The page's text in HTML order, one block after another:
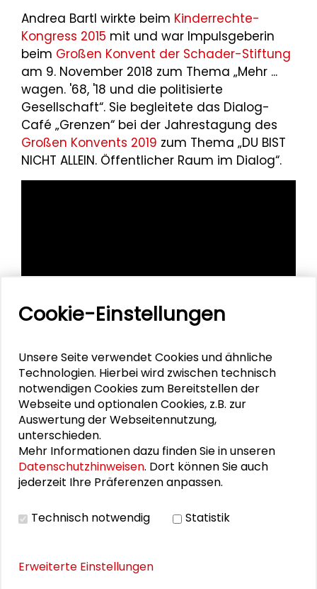
Andrea Bartl wirkte beim Kinderrechte-
Kongress 2015 mit und war Impulsgeberin
beim Großen Konvent der Schader-Stiftung
am 9. November 2018 zum Thema „Mehr ...
wagen. '68, '18 und die politisierte
Gesellschaft“. Sie begleitete das Dialog-
Café „Grenzen“ bei der Jahrestagung des
Großen Konvents 2019 zum Thema „DU BIST
NICHT ALLEIN. Öffentlicher Raum im Dialog“.
Personen im Kontext
Alexander Gemeinhardt
Philipp Thoma
Robert Langer
Cookie-Einstellungen
Unsere Seite verwendet Cookies und ähnliche
Technologien. Hierbei wird zwischen technisch
notwendigen Cookies zum Bereitstellen der
Webseite und optionalen Cookies, z.B. zur
Auswertung der Webseitennutzung,
unterschieden.
Mehr Informationen dazu finden Sie in unseren
Datenschutzhinweisen. Dort können Sie auch
jederzeit Ihre Präferenzen anpassen.
Technisch notwendig Statistik
Erweiterte Einstellungen